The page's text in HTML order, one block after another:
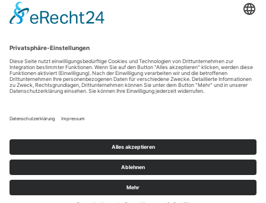
Impressum
AGB
Service
Cookie-Einstellungen Home Kontakt
© 2026 Naturstein Vonderhecken